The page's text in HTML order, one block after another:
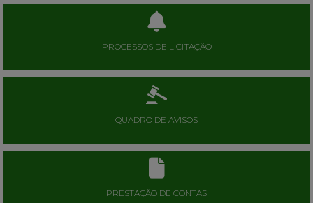
PROCESSOS DE LICITAÇÃO
QUADRO DE AVISOS
PRESTAÇÃO DE CONTAS